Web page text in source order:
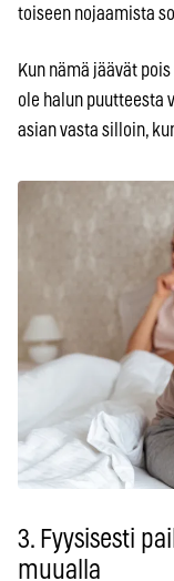
toiseen nojaamista
Kun nämä jäävät
ole halun puutteesta
asian vasta silloin,
3. Fyysisesti
muualla